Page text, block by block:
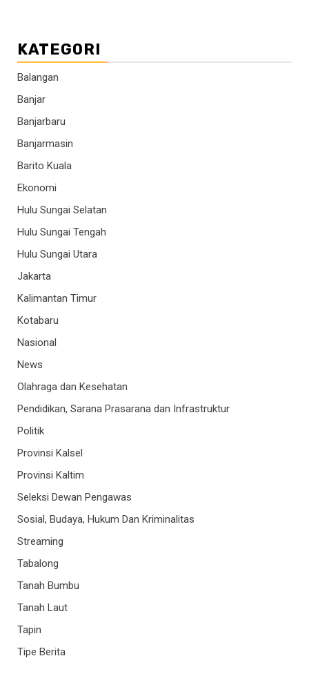
KATEGORI
Balangan
Banjar
Banjarbaru
Banjarmasin
Barito Kuala
Ekonomi
Hulu Sungai Selatan
Hulu Sungai Tengah
Hulu Sungai Utara
Jakarta
Kalimantan Timur
Kotabaru
Nasional
News
Olahraga dan Kesehatan
Pendidikan, Sarana Prasarana dan Infrastruktur
Politik
Provinsi Kalsel
Provinsi Kaltim
Seleksi Dewan Pengawas
Sosial, Budaya, Hukum Dan Kriminalitas
Streaming
Tabalong
Tanah Bumbu
Tanah Laut
Tapin
Tipe Berita